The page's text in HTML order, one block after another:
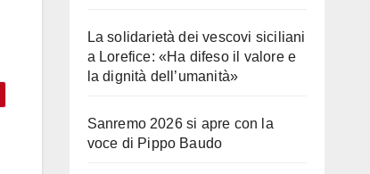
La solidarietà dei vescovi siciliani
a Lorefice: «Ha difeso il valore e
la dignità dell’umanità»
Sanremo 2026 si apre con la
voce di Pippo Baudo